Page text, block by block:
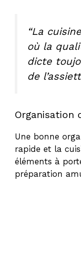
“La
où la
dicte
de
Organisation
Une bonne
rapide et la
éléments à
préparation